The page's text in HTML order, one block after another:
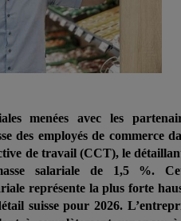
menées avec les
des employés de commerce
de travail (CCT), le
salariale de 1,5 %.
représente la plus forte
suisse pour 2026.